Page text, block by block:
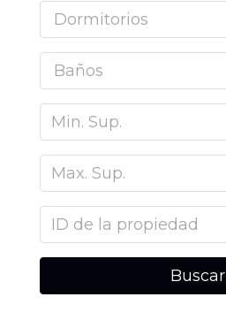
Dormitorios
Baños
Buscar